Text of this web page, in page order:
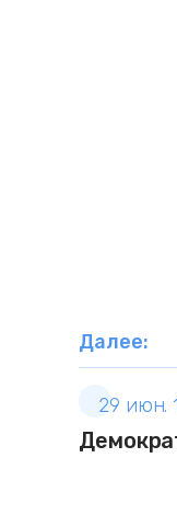
Далее:
29 июн.